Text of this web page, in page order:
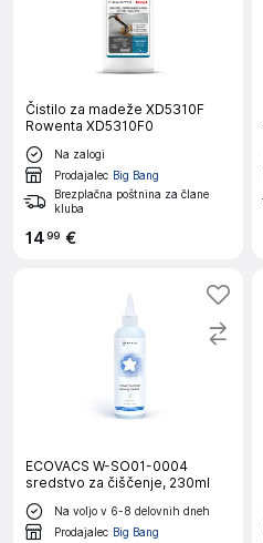
Čistilo za madeže XD5310F
Rowenta XD5310F0
Na zalogi
Prodajalec Big Bang
Brezplačna poštnina za člane
kluba
1499 €
ECOVACS W-SO01-0004
sredstvo za čiščenje, 230ml
Na voljo v 6-8 delovnih dneh
Prodajalec Big Bang